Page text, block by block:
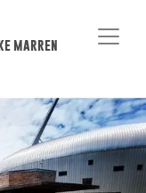
marren